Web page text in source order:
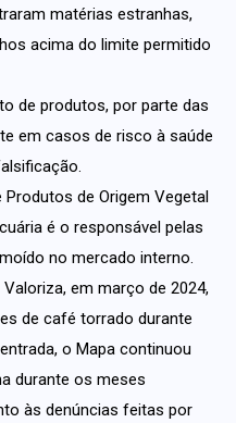
matérias estranhas,
acima do limite permitido
de produtos, por parte das
em casos de risco à saúde
de Origem Vegetal
é o responsável pelas
no mercado interno.
em março de 2024,
de café torrado durante
o Mapa continuou
durante os meses
às denúncias feitas por